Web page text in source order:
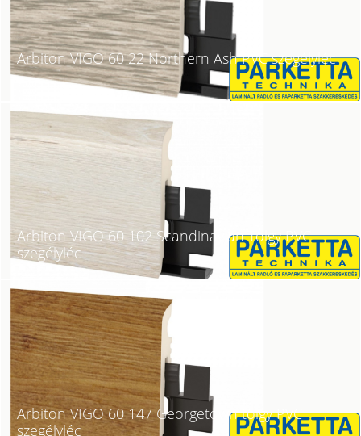
Arbiton VIGO 60 22 Northern Ash PVC szegélyléc
Arbiton VIGO 60 102 Scandinavian Tölgy PVC
szegélyléc
Arbiton VIGO 60 147 Georgetown tölgy PVC
szegélyléc